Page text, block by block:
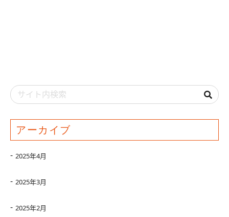
アーカイブ
2025年4月
2025年3月
2025年2月